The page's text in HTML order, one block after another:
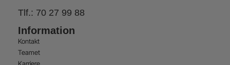
Tlf.: 70 27 99 88
Information
Kontakt
Teamet